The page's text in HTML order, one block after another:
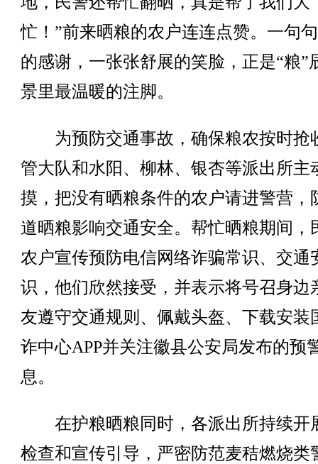
忙！”前来晒粮的农户连连点赞。一句
的感谢，一张张舒展的笑脸，正是“粮”
景里最温暖的注脚。
为预防交通事故，确保粮农按时抢
管大队和水阳、柳林、银杏等派出所主
摸，把没有晒粮条件的农户请进警营，
道晒粮影响交通安全。帮忙晒粮期间，
农户宣传预防电信网络诈骗常识、交通
识，他们欣然接受，并表示将号召身边
友遵守交通规则、佩戴头盔、下载安装
诈中心APP并关注徽县公安局发布的预
息。
在护粮晒粮同时，各派出所持续开
检查和宣传引导，严密防范麦秸燃烧类